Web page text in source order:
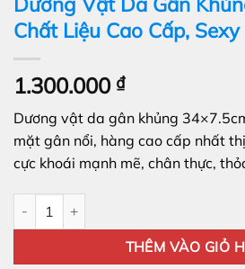
Chất Liệu Cao Cấp, Sexy
1.300.000 ₫
Dương vật da gân khủng
mặt gân nổi, hàng cao cấp nhất
cực khoái mạnh mẽ, chân thực,
THÊM VÀO GIỎ